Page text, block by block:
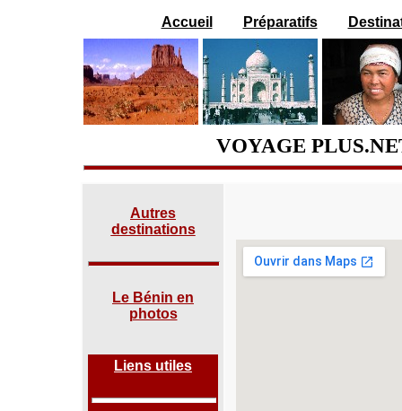
Accueil Préparatifs
VOYAGE
Autres
destinations
Le Bénin en
photos
Liens utiles